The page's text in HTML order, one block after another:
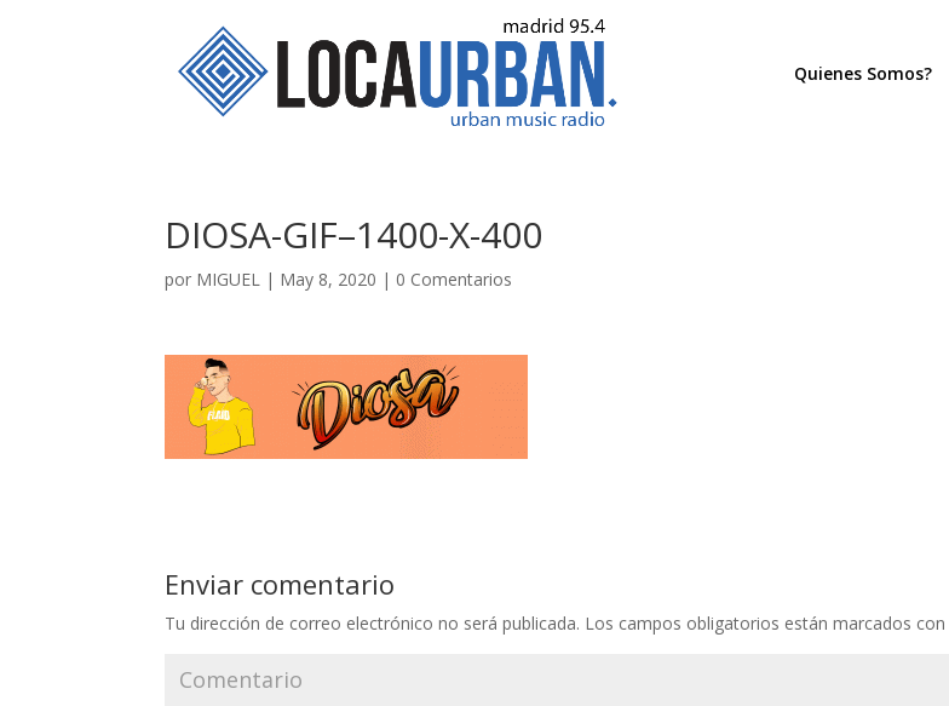
Quienes Somos?
DIOSA-GIF–1400-X-400
por MIGUEL | May 8, 2020 | 0 Comentarios
Enviar comentario
Tu dirección de correo electrónico no será publicada. Los campos obligatorios están marcados con